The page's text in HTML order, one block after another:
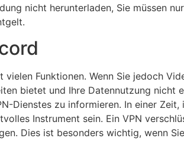
nicht herunterladen, Sie müssen
Funktionen. Wenn Sie jedoch
bietet und Ihre Datennutzung nicht
Dienstes zu informieren. In einer
Instrument sein. Ein VPN
Dies ist besonders wichtig, wenn